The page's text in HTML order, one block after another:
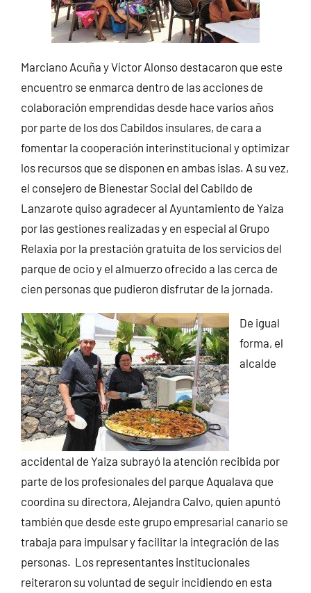
Marciano Acuña y Víctor Alonso destacaron que este
encuentro se enmarca dentro de las acciones de
colaboración emprendidas desde hace varios años
por parte de los dos Cabildos insulares, de cara a
fomentar la cooperación interinstitucional y optimizar
los recursos que se disponen en ambas islas. A su vez,
el consejero de Bienestar Social del Cabildo de
Lanzarote quiso agradecer al Ayuntamiento de Yaiza
por las gestiones realizadas y en especial al Grupo
Relaxia por la prestación gratuita de los servicios del
parque de ocio y el almuerzo ofrecido a las cerca de
cien personas que pudieron disfrutar de la jornada.
De igual
forma, el
alcalde
accidental de Yaiza subrayó la atención recibida por
parte de los profesionales del parque Aqualava que
coordina su directora, Alejandra Calvo, quien apuntó
también que desde este grupo empresarial canario se
trabaja para impulsar y facilitar la integración de las
personas. Los representantes institucionales
reiteraron su voluntad de seguir incidiendo en esta